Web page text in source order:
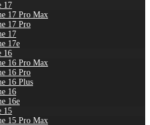
17
17 Pro Max
17 Pro
17
17e
16
16 Pro Max
16 Pro
16 Plus
16
16e
15
15 Pro Max